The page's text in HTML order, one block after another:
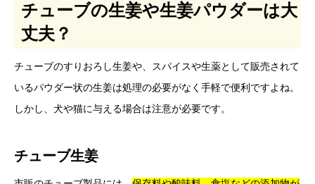
チューブの生姜や生姜パウダーは大
丈夫？
チューブのすりおろし生姜や、スパイスや生薬として販売されて
いるパウダー状の生姜は処理の必要がなく手軽で便利ですよね。
しかし、犬や猫に与える場合は注意が必要です。
チューブ生姜